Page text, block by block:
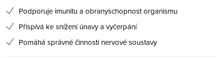
Podporuje imunitu a obranyschopnost organismu
Přispívá ke snížení únavy a vyčerpání
Pomáhá správné činnosti nervové soustavy